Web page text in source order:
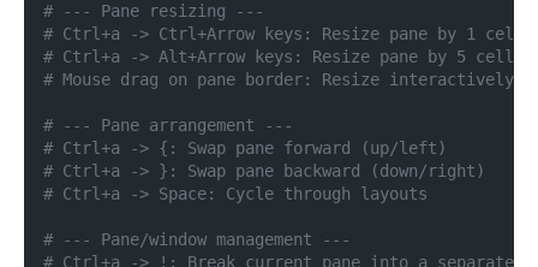
# --- Pane resizing ---
# Ctrl+a -> Ctrl+Arrow keys: Resize pane by 1 cell
# Ctrl+a -> Alt+Arrow keys: Resize pane by 5 cells
# Mouse drag on pane border: Resize interactively
# --- Pane arrangement ---
# Ctrl+a -> {: Swap pane forward (up/left)
# Ctrl+a -> }: Swap pane backward (down/right)
# Ctrl+a -> Space: Cycle through layouts
# --- Pane/window management ---
# Ctrl+a -> !: Break current pane into a separate